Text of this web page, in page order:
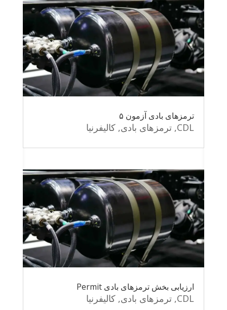
ترمزهای بادی آزمون ۵
CDL
, ترمزهای بادی, کالیفرنیا
ارزیابی بخش ترمزهای بادی Permit
CDL
, ترمزهای بادی, کالیفرنیا